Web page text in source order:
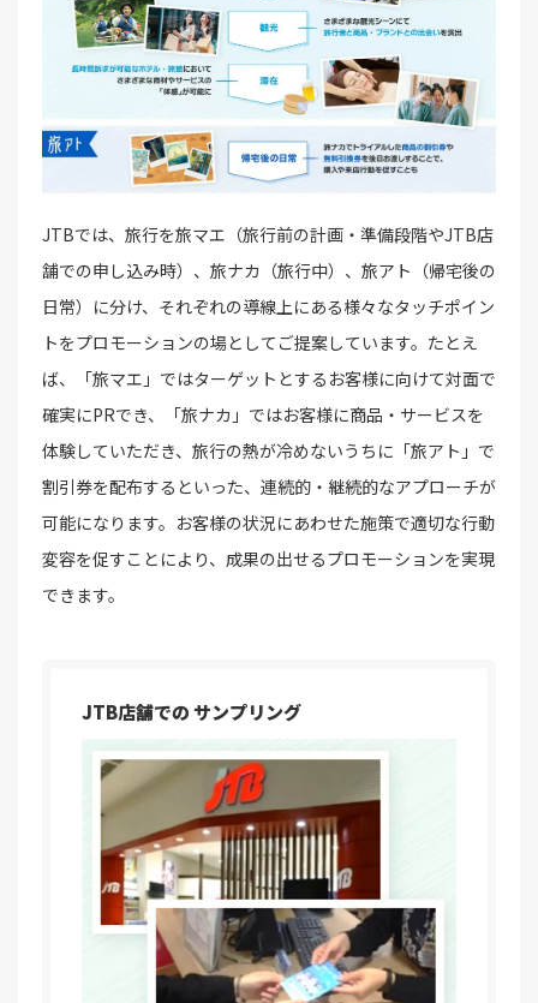
JTBでは、旅行を旅マエ（旅行前の計画・準備段階やJTB店
舗での申し込み時）、旅ナカ（旅行中）、旅アト（帰宅後の
日常）に分け、それぞれの導線上にある様々なタッチポイン
トをプロモーションの場としてご提案しています。たとえ
ば、「旅マエ」ではターゲットとするお客様に向けて対面で
確実にPRでき、「旅ナカ」ではお客様に商品・サービスを
体験していただき、旅行の熱が冷めないうちに「旅アト」で
割引券を配布するといった、連続的・継続的なアプローチが
可能になります。お客様の状況にあわせた施策で適切な行動
変容を促すことにより、成果の出せるプロモーションを実現
できます。
JTB店舗でのサンプリング